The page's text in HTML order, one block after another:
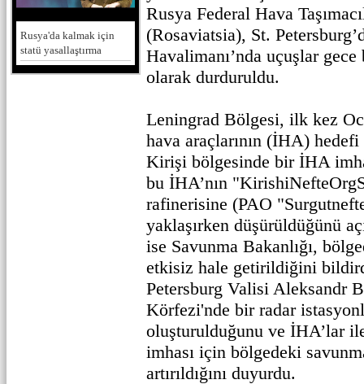
Rusya'da kalmak için
statü yasallaştırma
Rusya Federal Hava
(Rosaviatsia), St.
Havalimanı’nda uçuşlar
olarak durduruldu.
Leningrad Bölgesi, ilk kez
hava araçlarının (İHA)
Kirişi bölgesinde bir İHA
bu İHA’nın
rafinerisine (PAO
yaklaşırken düşürüldüğünü
ise Savunma Bakanlığı,
etkisiz hale getirildiğini
Petersburg Valisi Aleksandr
Körfezi'nde bir radar
oluşturulduğunu ve İHA’lar
imhası için bölgedeki
artırıldığını duyurdu.